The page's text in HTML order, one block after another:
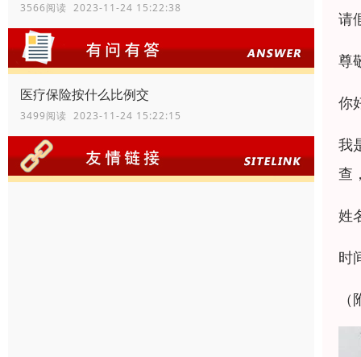
3566阅读 2023-11-24 15:22:38
医疗保险按什么比例交
3499阅读 2023-11-24 15:22:15
请
尊
你
我
查
姓
时